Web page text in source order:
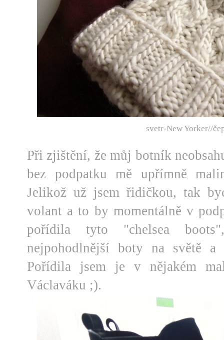
svetr-New Yorker//
Při zjištění, že můj botník
bez podpatku mě upřímně
Jelikož už jsem řidičkou, tak
volant a to by momentálně v
pořídila tyto "chelsea
nejpohodlnější boty na světě
Pořídila jsem je v nějakém
Václaváku ;).